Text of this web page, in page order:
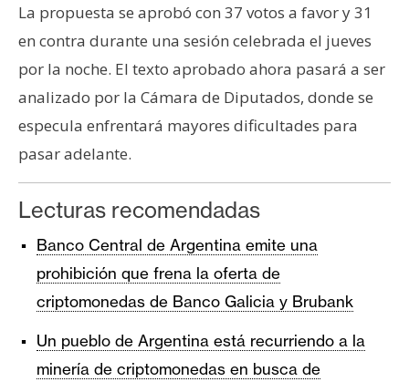
La propuesta se aprobó con 37 votos a favor y 31
en contra durante una sesión celebrada el jueves
por la noche. El texto aprobado ahora pasará a ser
analizado por la Cámara de Diputados, donde se
especula enfrentará mayores dificultades para
pasar adelante.
Lecturas recomendadas
Banco Central de Argentina emite una
prohibición que frena la oferta de
criptomonedas de Banco Galicia y Brubank
Un pueblo de Argentina está recurriendo a la
minería de criptomonedas en busca de